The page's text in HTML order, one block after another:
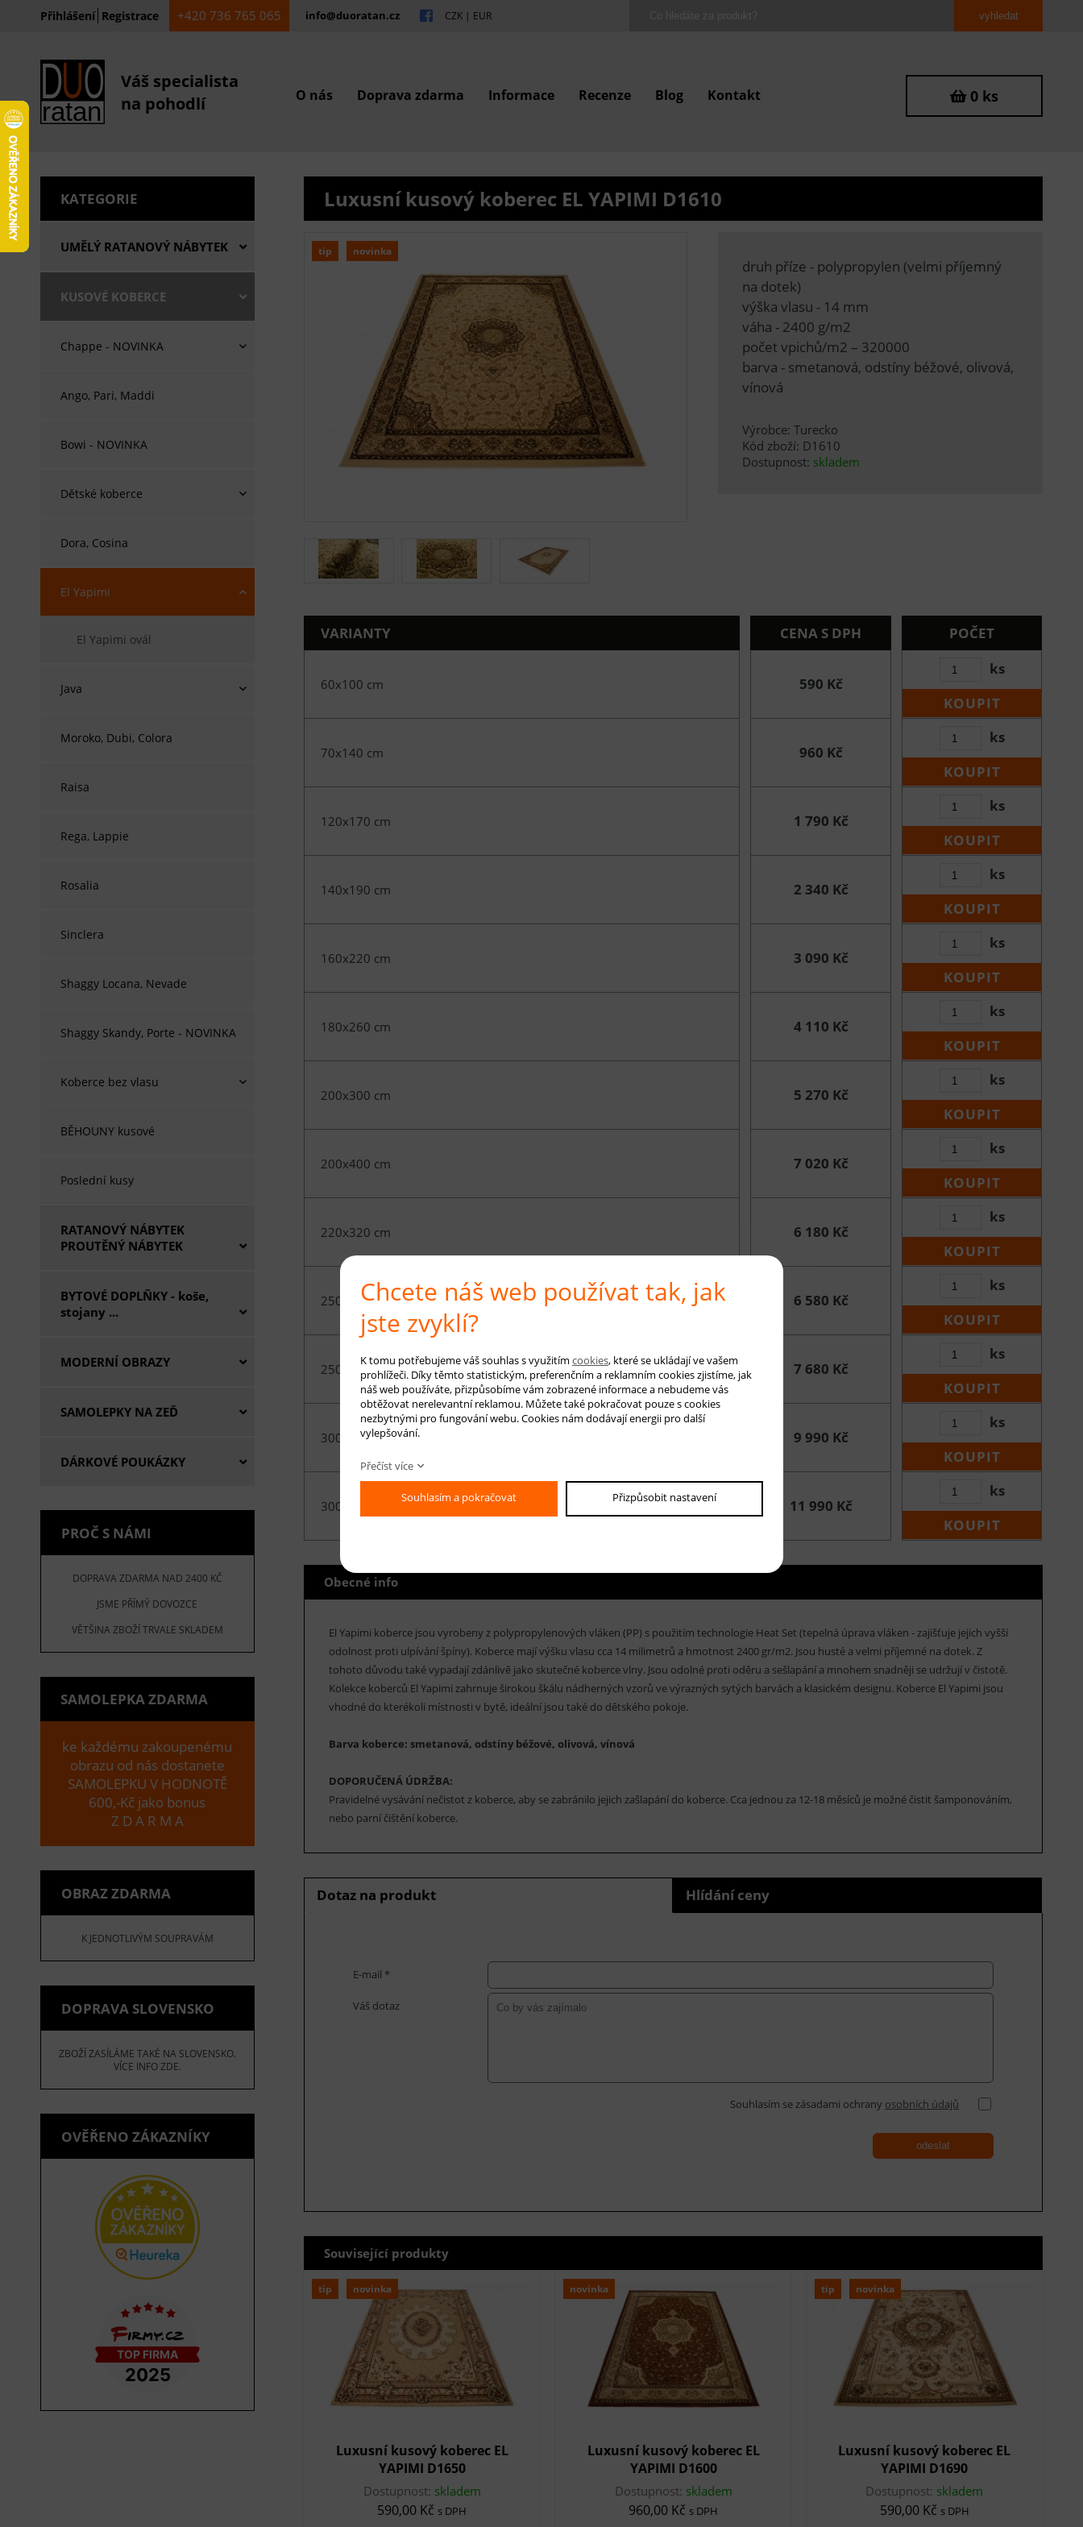
Přihlášení Registrace +420 736 765 065 info@duoratan.cz CZK | EUR
Váš specialista
na pohodlí
O nás Doprava zdarma Informace Recenze Blog Kontakt 0 ks
KATEGORIE
UMĚLÝ RATANOVÝ NÁBYTEK
KUSOVÉ KOBERCE
Chappe - NOVINKA
Ango, Pari, Maddi
Bowi - NOVINKA
Dětské koberce
Dora, Cosina
El Yapimi
El Yapimi ovál
Java
Moroko, Dubi, Colora
Raisa
Rega, Lappie
Rosalia
Sinclera
Shaggy Locana, Nevade
Shaggy Skandy, Porte - NOVINKA
Koberce bez vlasu
BĚHOUNY kusové
Poslední kusy
RATANOVÝ NÁBYTEK
PROUTĚNÝ NÁBYTEK
BYTOVÉ DOPLŇKY - koše,
stojany ...
MODERNÍ OBRAZY
SAMOLEPKY NA ZEĎ
DÁRKOVÉ POUKÁZKY
PROČ S NÁMI
DOPRAVA ZDARMA NAD 2400 KČ
JSME PŘÍMÝ DOVOZCE
VĚTŠINA ZBOŽÍ TRVALE SKLADEM
SAMOLEPKA ZDARMA
ke každému zakoupenému
obrazu od nás dostanete
SAMOLEPKU V HODNOTĚ
600,-Kč jako bonus
Z D A R M A
OBRAZ ZDARMA
K JEDNOTLIVÝM SOUPRAVÁM
DOPRAVA SLOVENSKO
ZBOŽÍ ZASÍLÁME TAKÉ NA SLOVENSKO.
VÍCE INFO ZDE.
OVĚŘENO ZÁKAZNÍKY
Luxusní kusový koberec EL YAPIMI D1610
tip novinka
druh příze - polypropylen (velmi příjemný
na dotek)
výška vlasu - 14 mm
váha - 2400 g/m2
počet vpichů/m2 – 320000
barva - smetanová, odstíny béžové, olivová,
vínová
Výrobce: Turecko
Kód zboží: D1610
Dostupnost: skladem
VARIANTY CENA S DPH POČET
60x100 cm 590 Kč
ks
KOUPIT
70x140 cm 960 Kč
ks
KOUPIT
120x170 cm 1 790 Kč
ks
KOUPIT
140x190 cm 2 340 Kč
ks
KOUPIT
160x220 cm 3 090 Kč
ks
KOUPIT
180x260 cm 4 110 Kč
ks
KOUPIT
200x300 cm 5 270 Kč
ks
KOUPIT
200x400 cm 7 020 Kč
ks
KOUPIT
220x320 cm 6 180 Kč
ks
KOUPIT
250x300 cm 6 580 Kč
ks
KOUPIT
250x350 cm 7 680 Kč
ks
KOUPIT
300x400 cm 9 990 Kč
ks
KOUPIT
300x500 cm 11 990 Kč
ks
KOUPIT
Obecné info
El Yapimi koberce jsou vyrobeny z polypropylenových vláken (PP) s použitím technologie Heat Set (tepelná úprava vláken - zajišťuje jejich vyšší
odolnost proti ulpívání špíny). Koberce mají výšku vlasu cca 14 milimetrů a hmotnost 2400 gr/m2. Jsou husté a velmi příjemné na dotek. Z
tohoto důvodu také vypadají zdánlivě jako skutečné koberce vlny. Jsou odolné proti oděru a sešlapání a mnohem snadněji se udržují v čistotě.
Kolekce koberců El Yapimi zahrnuje širokou škálu nádherných vzorů ve výrazných sytých barvách a klasickém designu. Koberce El Yapimi jsou
vhodné do kterékoli místnosti v bytě, ideální jsou také do dětského pokoje.
Barva koberce: smetanová, odstíny béžové, olivová, vínová
DOPORUČENÁ ÚDRŽBA:
Pravidelné vysávání nečistot z koberce, aby se zabránilo jejich zašlapání do koberce. Cca jednou za 12-18 měsíců je možné čistit šamponováním,
nebo parní čištění koberce.
Dotaz na produkt Hlídání ceny
E-mail *
Váš dotaz
Souhlasím se zásadami ochrany osobních údajů
odeslat
Související produkty
tip novinka
Luxusní kusový koberec EL
YAPIMI D1650
Dostupnost: skladem
590,00 Kč s DPH
novinka
Luxusní kusový koberec EL
YAPIMI D1600
Dostupnost: skladem
960,00 Kč s DPH
tip novinka
Luxusní kusový koberec EL
YAPIMI D1690
Dostupnost: skladem
590,00 Kč s DPH
Chcete náš web používat tak, jak
jste zvyklí?
K tomu potřebujeme váš souhlas s využitím cookies, které se ukládají ve vašem
prohlížeči. Díky těmto statistickým, preferenčním a reklamním cookies zjistíme, jak
náš web používáte, přizpůsobíme vám zobrazené informace a nebudeme vás
obtěžovat nerelevantní reklamou. Můžete také pokračovat pouze s cookies
nezbytnými pro fungování webu. Cookies nám dodávají energii pro další
vylepšování.
Přečíst více
Souhlasím a pokračovat Přizpůsobit nastavení